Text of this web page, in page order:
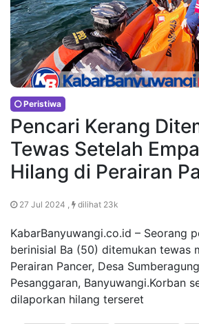
Peristiwa
Pencari Kerang
Tewas Setelah
Hilang di Perairan
27 Jul 2024 , dilihat 23k
KabarBanyuwangi.co.id – Seorang
berinisial Ba (50) ditemukan tewas
Perairan Pancer, Desa
Pesanggaran, Banyuwangi.Korban
dilaporkan hilang terseret